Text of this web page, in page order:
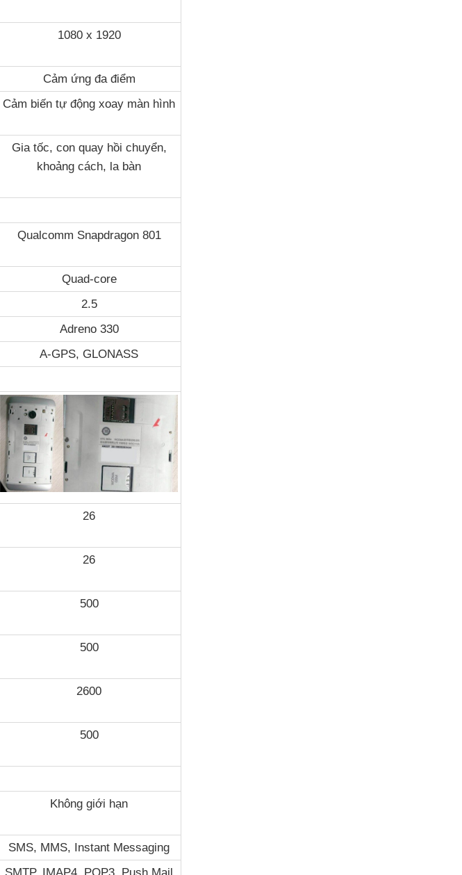
1080 x 1920
Cảm ứng đa điểm
Cảm biến tự động xoay màn hình
Gia tốc, con quay hồi chuyển,
khoảng cách, la bàn
Qualcomm Snapdragon 801
Quad-core
2.5
Adreno 330
A-GPS, GLONASS
26
26
500
500
2600
500
Không giới hạn
SMS, MMS, Instant Messaging